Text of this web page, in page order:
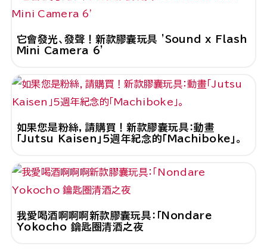
它會發光、發聲！新款膠囊玩具 'Sound x Flash
Mini Camera 6'
如果您是粉絲，請購買！新款膠囊玩具：動畫
「Jutsu Kaisen」5週年紀念的「Machiboke」。
我愛喝酒啊啊啊新款膠囊玩具：「Nondare
Yokocho 鑰匙圈清酒之夜